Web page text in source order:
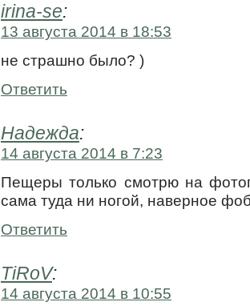
irina-se:
13 августа 2014 в 18:53
не страшно было? )
Ответить
Надежда:
14 августа 2014 в 7:23
Пещеры только смотрю на
сама туда ни ногой, наверное
Ответить
TiRoV:
14 августа 2014 в 10:55